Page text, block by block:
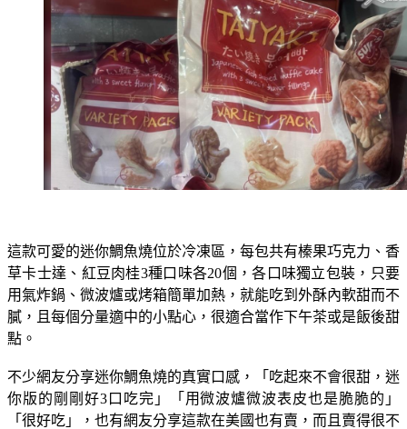
這款可愛的迷你鯛魚燒位於冷凍區，每包共有榛果巧克力、香
草卡士達、紅豆肉桂3種口味各20個，各口味獨立包裝，只要
用氣炸鍋、微波爐或烤箱簡單加熱，就能吃到外酥內軟甜而不
膩，且每個分量適中的小點心，很適合當作下午茶或是飯後甜
點。
不少網友分享迷你鯛魚燒的真實口感，「吃起來不會很甜，迷
你版的剛剛好3口吃完」「用微波爐微波表皮也是脆脆的」
「很好吃」，也有網友分享這款在美國也有賣，而且賣得很不